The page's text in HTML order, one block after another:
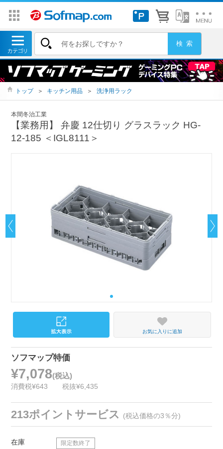
トップ ＞ キッチン用品 ＞ 洗浄用ラック
本間冬治工業
【業務用】 弁慶 12仕切り グラスラック HG-
12-185 ＜IGL8111＞
お気に入りに追加
ソフマップ特価
¥7,078(税込)
消費税¥643 税抜¥6,435
213ポイントサービス (税込価格の3％分)
在庫 限定数終了